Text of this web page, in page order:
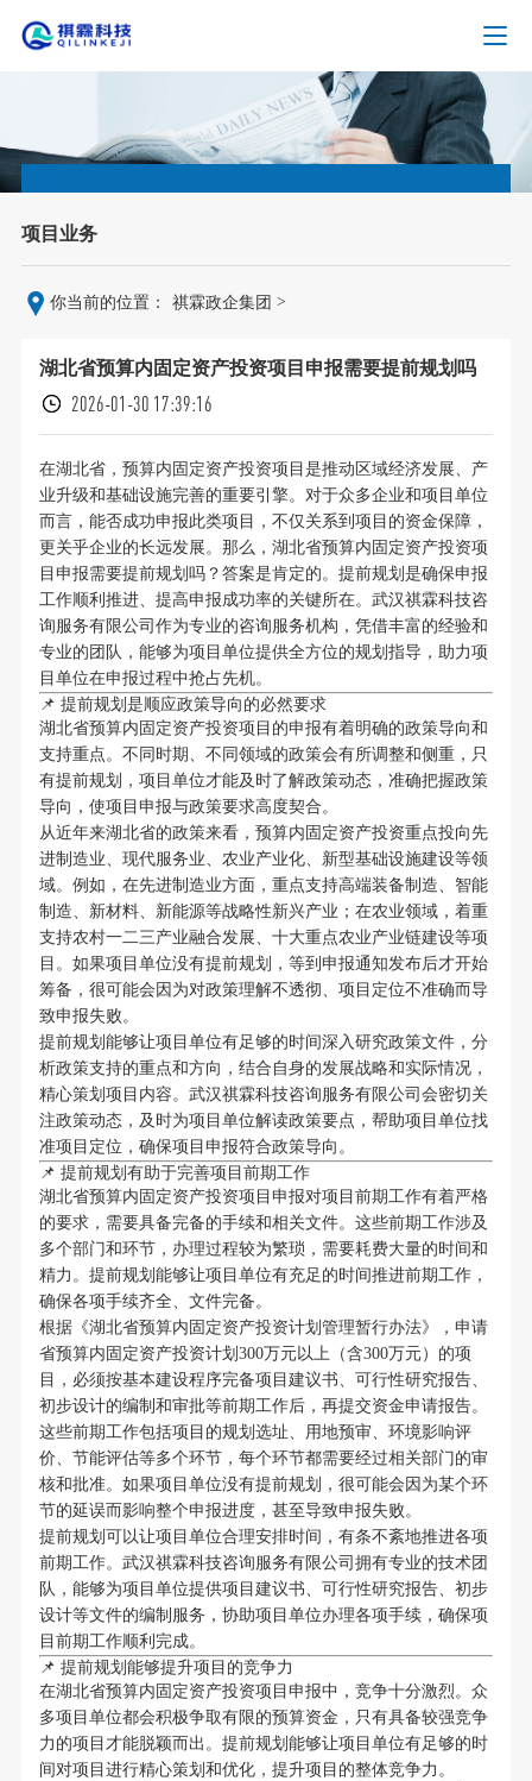
项目业务
你当前的位置： 祺霖政企集团 >
湖北省预算内固定资产投资项目申报需要提前规划吗
2026-01-30 17:39:16
在湖北省，预算内固定资产投资项目是推动区域经济发展、产
业升级和基础设施完善的重要引擎。对于众多企业和项目单位
而言，能否成功申报此类项目，不仅关系到项目的资金保障，
更关乎企业的长远发展。那么，湖北省预算内固定资产投资项
目申报需要提前规划吗？答案是肯定的。提前规划是确保申报
工作顺利推进、提高申报成功率的关键所在。武汉祺霖科技咨
询服务有限公司作为专业的咨询服务机构，凭借丰富的经验和
专业的团队，能够为项目单位提供全方位的规划指导，助力项
目单位在申报过程中抢占先机。
📌 提前规划是顺应政策导向的必然要求
湖北省预算内固定资产投资项目的申报有着明确的政策导向和
支持重点。不同时期、不同领域的政策会有所调整和侧重，只
有提前规划，项目单位才能及时了解政策动态，准确把握政策
导向，使项目申报与政策要求高度契合。
从近年来湖北省的政策来看，预算内固定资产投资重点投向先
进制造业、现代服务业、农业产业化、新型基础设施建设等领
域。例如，在先进制造业方面，重点支持高端装备制造、智能
制造、新材料、新能源等战略性新兴产业；在农业领域，着重
支持农村一二三产业融合发展、十大重点农业产业链建设等项
目。如果项目单位没有提前规划，等到申报通知发布后才开始
筹备，很可能会因为对政策理解不透彻、项目定位不准确而导
致申报失败。
提前规划能够让项目单位有足够的时间深入研究政策文件，分
析政策支持的重点和方向，结合自身的发展战略和实际情况，
精心策划项目内容。武汉祺霖科技咨询服务有限公司会密切关
注政策动态，及时为项目单位解读政策要点，帮助项目单位找
准项目定位，确保项目申报符合政策导向。
📌 提前规划有助于完善项目前期工作
湖北省预算内固定资产投资项目申报对项目前期工作有着严格
的要求，需要具备完备的手续和相关文件。这些前期工作涉及
多个部门和环节，办理过程较为繁琐，需要耗费大量的时间和
精力。提前规划能够让项目单位有充足的时间推进前期工作，
确保各项手续齐全、文件完备。
根据《湖北省预算内固定资产投资计划管理暂行办法》，申请
省预算内固定资产投资计划300万元以上（含300万元）的项
目，必须按基本建设程序完备项目建议书、可行性研究报告、
初步设计的编制和审批等前期工作后，再提交资金申请报告。
这些前期工作包括项目的规划选址、用地预审、环境影响评
价、节能评估等多个环节，每个环节都需要经过相关部门的审
核和批准。如果项目单位没有提前规划，很可能会因为某个环
节的延误而影响整个申报进度，甚至导致申报失败。
提前规划可以让项目单位合理安排时间，有条不紊地推进各项
前期工作。武汉祺霖科技咨询服务有限公司拥有专业的技术团
队，能够为项目单位提供项目建议书、可行性研究报告、初步
设计等文件的编制服务，协助项目单位办理各项手续，确保项
目前期工作顺利完成。
📌 提前规划能够提升项目的竞争力
在湖北省预算内固定资产投资项目申报中，竞争十分激烈。众
多项目单位都会积极争取有限的预算资金，只有具备较强竞争
力的项目才能脱颖而出。提前规划能够让项目单位有足够的时
间对项目进行精心策划和优化，提升项目的整体竞争力。